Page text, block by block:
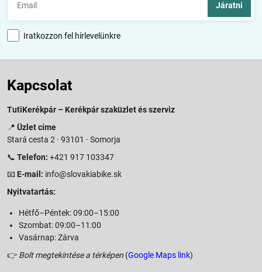
Járatni
Iratkozzon fel hírlevelünkre
Kapcsolat
TutiKerékpár – Kerékpár szaküzlet és szerviz
📍 Üzlet címe
Stará cesta 2 · 93101 · Somorja
📞 Telefon: +421 917 103347
📧 E-mail: info@slovakiabike.sk
Nyitvatartás:
Hétfő–Péntek: 09:00–15:00
Szombat: 09:00–11:00
Vasárnap: Zárva
👉 Bolt megtekintése a térképen (Google Maps link)